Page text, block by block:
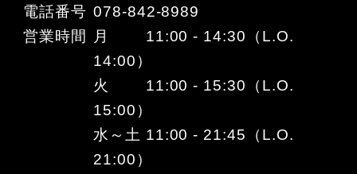
電話番号 078-842-8989
営業時間
月 11:00 - 14:30（L.O.
14:00）
火 11:00 - 15:30（L.O.
15:00）
水～土 11:00 - 21:45（L.O.
21:00）